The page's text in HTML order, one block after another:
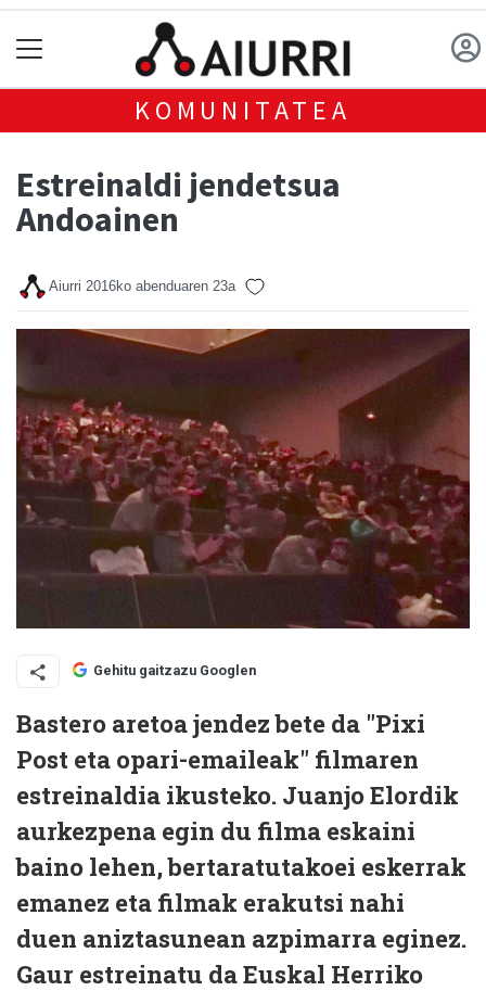
KOMUNITATEA
Estreinaldi jendetsua
Andoainen
Aiurri 2016ko abenduaren 23a
Gehitu gaitzazu Googlen
Bastero aretoa jendez bete da "Pixi
Post eta opari-emaileak" filmaren
estreinaldia ikusteko. Juanjo Elordik
aurkezpena egin du filma eskaini
baino lehen, bertaratutakoei eskerrak
emanez eta filmak erakutsi nahi
duen aniztasunean azpimarra eginez.
Gaur estreinatu da Euskal Herriko